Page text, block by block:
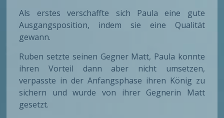
Als erstes verschaffte sich Paula eine gute
Ausgangsposition, indem sie eine Qualität
gewann.
Ruben setzte seinen Gegner Matt, Paula konnte
ihren Vorteil dann aber nicht umsetzen,
verpasste in der Anfangsphase ihren König zu
sichern und wurde von ihrer Gegnerin Matt
gesetzt.